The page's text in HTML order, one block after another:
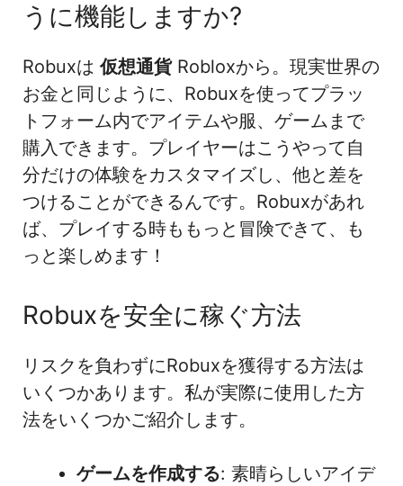
うに機能しますか?
Robuxは仮想通貨Robloxから。現実世界の
お金と同じように、Robuxを使ってプラッ
トフォーム内でアイテムや服、ゲームまで
購入できます。プレイヤーはこうやって自
分だけの体験をカスタマイズし、他と差を
つけることができるんです。Robuxがあれ
ば、プレイする時ももっと冒険できて、も
っと楽しめます！
Robuxを安全に稼ぐ方法
リスクを負わずにRobuxを獲得する方法は
いくつかあります。私が実際に使用した方
法をいくつかご紹介します。
ゲームを作成する: 素晴らしいアイデ